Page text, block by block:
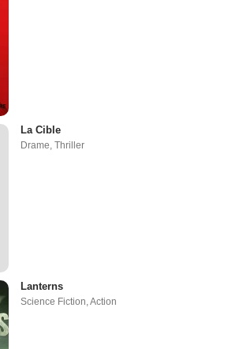
La Cible
Drame ,Thriller
Lanterns
Science Fiction,Action